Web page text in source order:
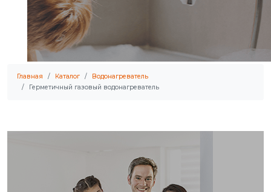
Главная Каталог
Водонагреватель
Герметичный газовый водонагреватель